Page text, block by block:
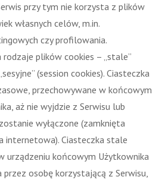
przy tym nie korzysta z plików
własnych celów, m.in.
czy profilowania.
rodzaje plików cookies – „stale”
(session cookies). Ciasteczka
przechowywane w końcowym
aż nie wyjdzie z Serwisu lub
wyłączone (zamknięta
internetowa). Ciasteczka stale
urządzeniu końcowym Użytkownika
przez osobę korzystającą z Serwisu,